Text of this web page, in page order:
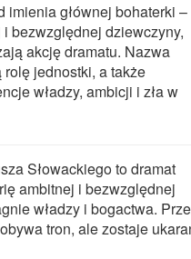
imienia głównej bohaterki –
bezwzględnej dziewczyny,
akcję dramatu. Nazwa
jednostki, a także
władzy, ambicji i zła w
Słowackiego to dramat
ambitnej i bezwzględnej
władzy i bogactwa.
tron, ale zostaje